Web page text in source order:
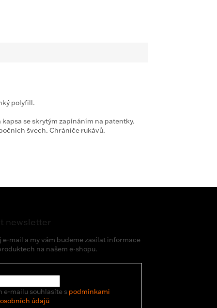
polyfill.
se skrytým zapínáním na patentky.
švech. Chrániče rukávů.
newsletter
e-mail a my vám budeme zasílat informace
na našem e-shopu.
e-mailu souhlasíte s podmínkami
údajů